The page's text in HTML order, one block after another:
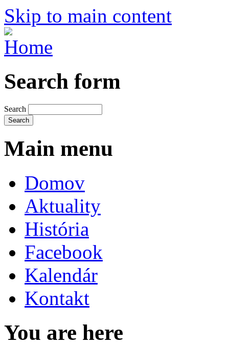
Skip to main content
Search form
Search
Main menu
Domov
Aktuality
História
Facebook
Kalendár
Kontakt
You are here